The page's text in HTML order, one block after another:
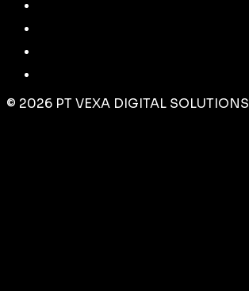
© 2026 PT VEXA DIGITAL SOLUTIONS